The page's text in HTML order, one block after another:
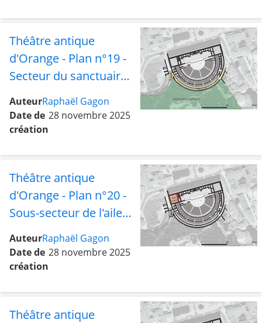
Théâtre antique
d'Orange - Plan n°19 -
Secteur du sanctuaire
supérieur avec le sous-
secteur de la rue sud
AuteurRaphaël Gagon
Date de
création
28 novembre 2025
Théâtre antique
d'Orange - Plan n°20 -
Sous-secteur de l'aile
AuteurRaphaël Gagon
Date de
création
28 novembre 2025
Théâtre antique